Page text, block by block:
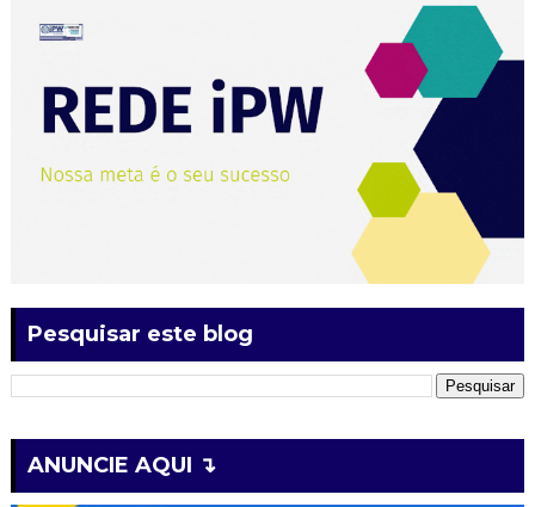
Pesquisar este blog
ANUNCIE AQUI ↴